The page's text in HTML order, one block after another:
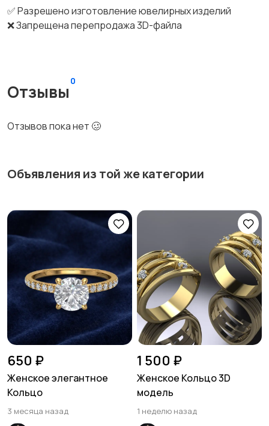
✅ Разрешено изготовление ювелирных изделий
❌ Запрещена перепродажа 3D-файла
Отзывы
0
Отзывов пока нет 🥴
Объявления из той же категории
650 ₽
Женское элегантное
Кольцо
3 месяца назад
1 500 ₽
Женское Кольцо 3D
модель
1 неделю назад